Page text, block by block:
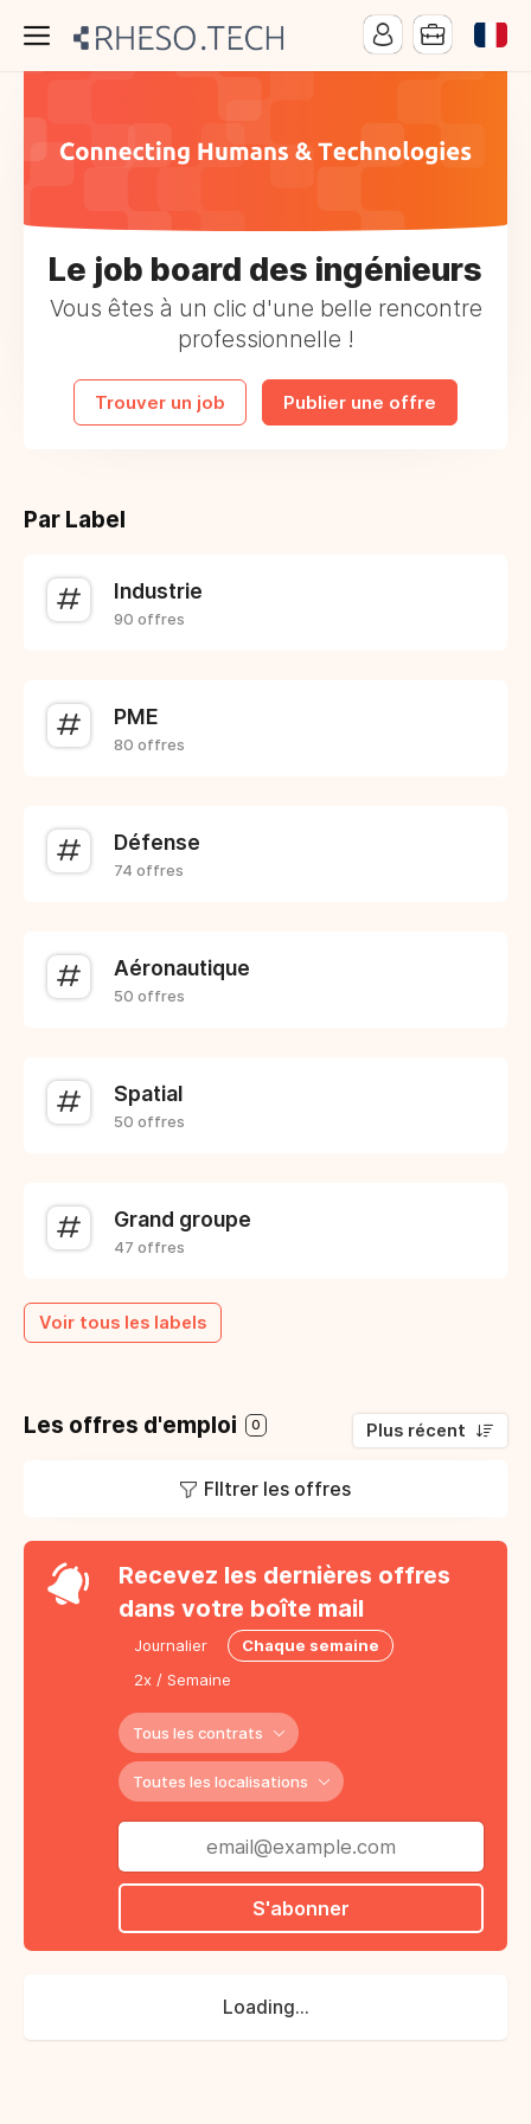
Le job board des ingénieurs
Vous êtes à un clic d'une belle rencontre
professionnelle !
Trouver un job Publier une offre
Par Label
Industrie
90 offres
PME
80 offres
Défense
74 offres
Aéronautique
50 offres
Spatial
50 offres
Grand groupe
47 offres
Voir tous les labels
Les offres d'emploi 0 Plus récent
FIltrer les offres
Recevez les dernières offres
dans votre boîte mail
Journalier
Chaque semaine
2x / Semaine
Tous les contrats
Toutes les localisations
S'abonner
Loading...